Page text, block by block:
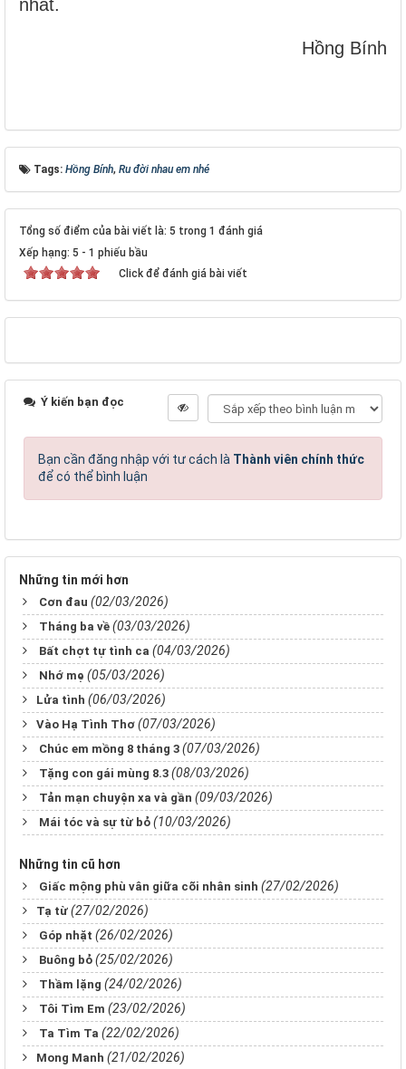
nhất.
Hồng Bính
Tags: Hồng Bính, Ru đời nhau em nhé
Tổng số điểm của bài viết là: 5 trong 1 đánh giá
Xếp hạng: 5 - 1 phiếu bầu
Click để đánh giá bài viết
Ý kiến bạn đọc
Bạn cần đăng nhập với tư cách là Thành viên chính thức
để có thể bình luận
Những tin mới hơn
Cơn đau (02/03/2026)
Tháng ba về (03/03/2026)
Bất chợt tự tình ca (04/03/2026)
Nhớ mẹ (05/03/2026)
​​​​​​​Lửa tình (06/03/2026)
​​​​​​​Vào Hạ Tình Thơ (07/03/2026)
Chúc em mồng 8 tháng 3 (07/03/2026)
Tặng con gái mùng 8.3 (08/03/2026)
Tản mạn chuyện xa và gần (09/03/2026)
Mái tóc và sự từ bỏ (10/03/2026)
Những tin cũ hơn
Giấc mộng phù vân giữa cõi nhân sinh (27/02/2026)
​​​​​​​Tạ từ (27/02/2026)
Góp nhặt (26/02/2026)
Buông bỏ (25/02/2026)
Thầm lặng (24/02/2026)
Tôi Tìm Em (23/02/2026)
Ta Tìm Ta (22/02/2026)
​​​​​​​Mong Manh (21/02/2026)